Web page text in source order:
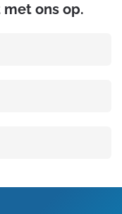
ons op.